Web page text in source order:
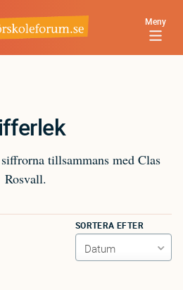
Meny
tillsammans med Clas
Rosvall.
SORTERA EFTER